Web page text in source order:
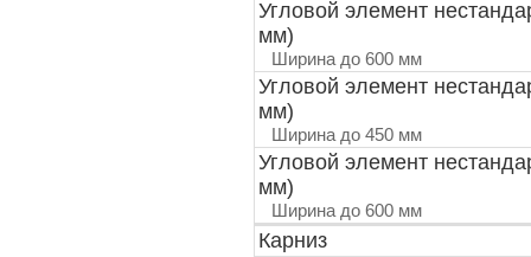
Угловой элемент
мм)
Ширина до 600 мм
Угловой элемент
мм)
Ширина до 450 мм
Угловой элемент
мм)
Ширина до 600 мм
Карниз